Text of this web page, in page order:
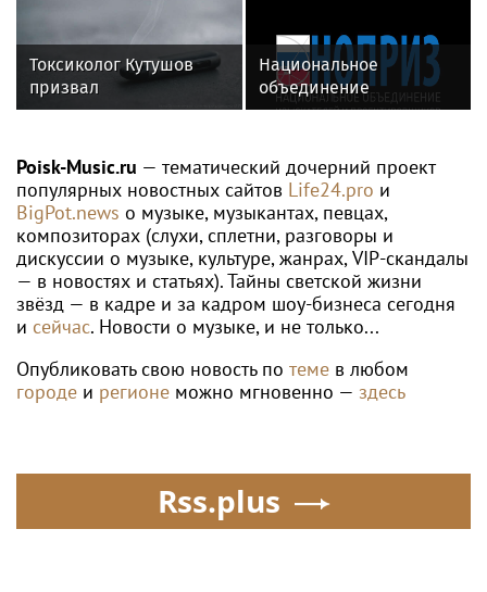
Токсиколог Кутушов
призвал
законодательно
вейпов
Национальное
объединение
изыскателей и
объявляет о приеме
заявок на XI
Международный
профессиональный
конкурс НОПРИЗ на
лучший проект
Poisk-Music.ru — тематический дочерний проект
популярных новостных сайтов Life24.pro и
BigPot.news о музыке, музыкантах, певцах,
композиторах (слухи, сплетни, разговоры и
дискуссии о музыке, культуре, жанрах, VIP-скандалы
— в новостях и статьях). Тайны светской жизни
звёзд — в кадре и за кадром шоу-бизнеса сегодня
и сейчас. Новости о музыке, и не только...
Опубликовать свою новость по теме в любом
городе и регионе можно мгновенно — здесь
Rss.plus